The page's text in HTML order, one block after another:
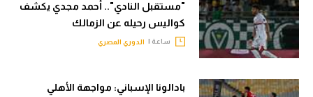
"مستقبل النادي".. أحمد مجدي يكشف
كواليس رحيله عن الزمالك
ساعة | الدوري المصري
بادالونا الإسباني: مواجهة الأهلي